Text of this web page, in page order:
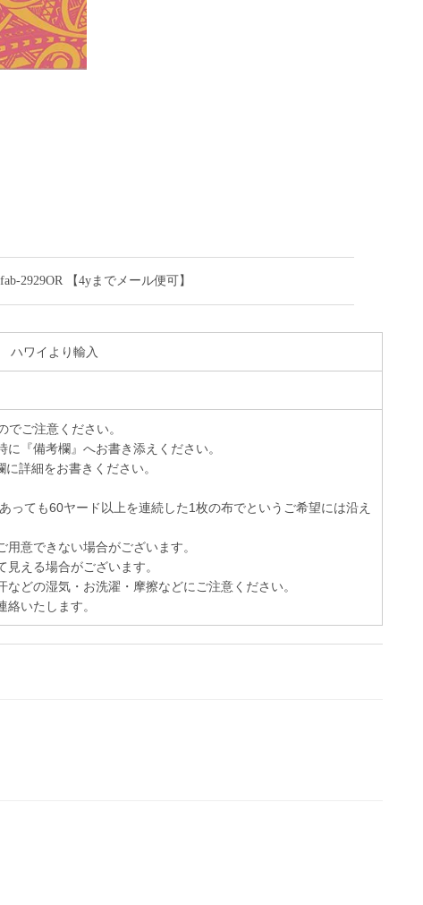
2929OR 【4yまでメール便可】
ハワイより輸入
ご注意ください。
『備考欄』へお書き添えください。
詳細をお書きください。
っても60ヤード以上を連続した1枚の布でというご希望には沿え
意できない場合がございます。
える場合がございます。
どの湿気・お洗濯・摩擦などにご注意ください。
いたします。